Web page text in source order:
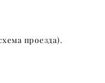
проезда).